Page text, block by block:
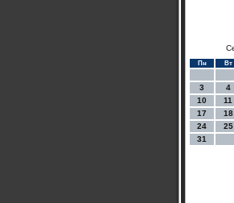
Пн Вт
3
4
10
11
17
18
24
25
31